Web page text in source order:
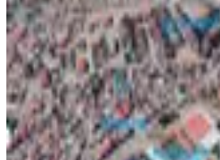
Onikişubat,
3+1·96 m² ·
1.250.000 ₺
NOVA EMLAKYAKUP KARA